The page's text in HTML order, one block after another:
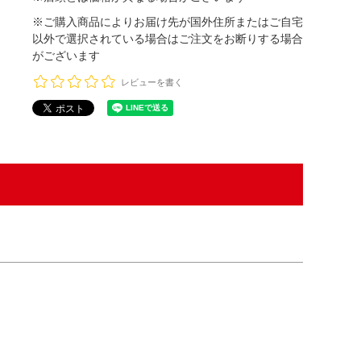
※ご購入商品によりお届け先が国外住所またはご自宅
以外で選択されている場合はご注文をお断りする場合
がございます
レビューを書く